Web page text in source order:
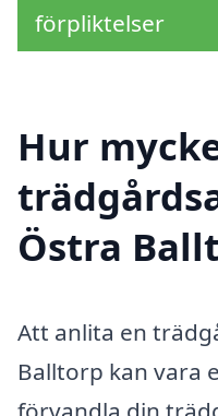
förpliktelser
Hur
Östra
Att anlita en
Balltorp kan vara